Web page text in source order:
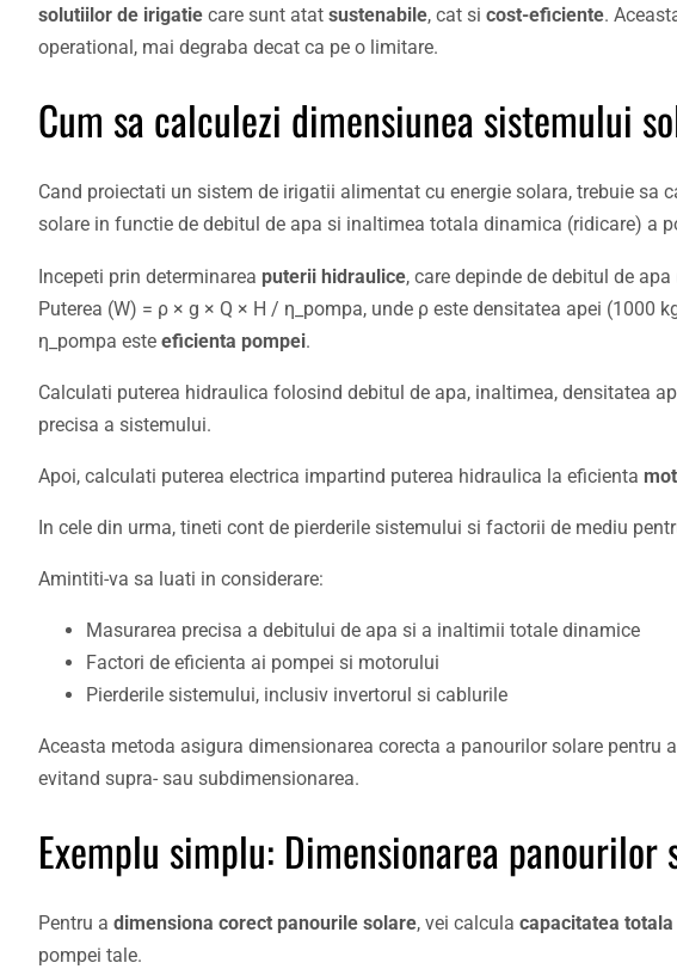
solutiilor de irigatie care sunt atat sustenabile, cat si cost-eficiente.
operational, mai degraba decat ca pe o limitare.
Cum sa calculezi dimensiunea sistemului
Cand proiectati un sistem de irigatii alimentat cu energie solara, trebuie
solare in functie de debitul de apa si inaltimea totala dinamica (ridicare) a
Incepeti prin determinarea puterii hidraulice, care depinde de debitul de
Puterea (W) = ρ × g × Q × H / η_pompa, unde ρ este densitatea apei (1000
η_pompa este eficienta pompei.
Calculati puterea hidraulica folosind debitul de apa, inaltimea, densitatea
precisa a sistemului.
Apoi, calculati puterea electrica impartind puterea hidraulica la eficienta
In cele din urma, tineti cont de pierderile sistemului si factorii de mediu
Amintiti-va sa luati in considerare:
Masurarea precisa a debitului de apa si a inaltimii totale dinamice
Factori de eficienta ai pompei si motorului
Pierderile sistemului, inclusiv invertorul si cablurile
Aceasta metoda asigura dimensionarea corecta a panourilor solare pentru
evitand supra- sau subdimensionarea.
Exemplu simplu: Dimensionarea
Pentru a dimensiona corect panourile solare, vei calcula capacitatea
pompei tale.